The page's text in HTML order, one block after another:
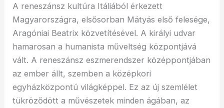
A reneszánsz kultúra Itáliából érkezett
Magyarországra, elsősorban Mátyás első felesége,
Aragóniai Beatrix közvetítésével. A királyi udvar
hamarosan a humanista műveltség központjává
vált. A reneszánsz eszmerendszer középpontjában
az ember állt, szemben a középkori
egyházközpontú világképpel. Ez az új szemlélet
tükröződött a művészetek minden ágában, az